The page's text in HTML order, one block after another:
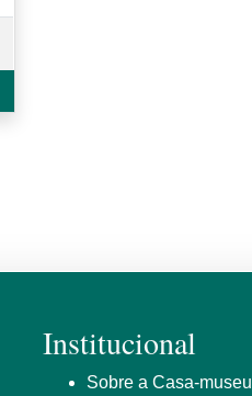
Institucional
Sobre a Casa-museu